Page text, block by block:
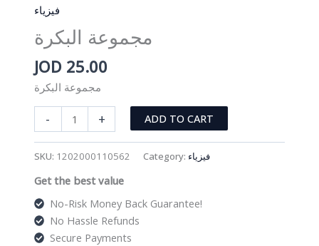
فيزياء
مجموعة البكرة
JOD 25.00
مجموعة البكرة
-
البكرة
+ ADD TO CART
SKU: 1202000110562 Category: فيزياء
Get the best value
No-Risk Money Back Guarantee!
No Hassle Refunds
Secure Payments